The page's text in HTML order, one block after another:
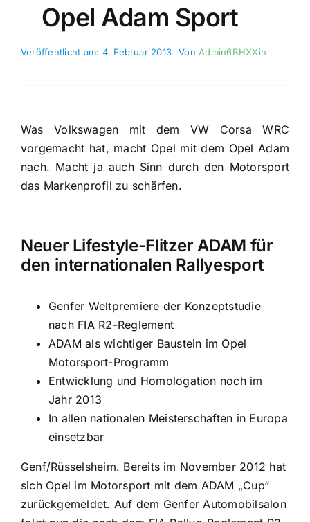
Opel Adam Sport
Veröffentlicht am: 4. Februar 2013 VonAdmin6BHXXih
Was Volkswagen mit dem VW Corsa WRC
vorgemacht hat, macht Opel mit dem Opel Adam
nach. Macht ja auch Sinn durch den Motorsport
das Markenprofil zu schärfen.
Neuer Lifestyle-Flitzer ADAM für
den internationalen Rallyesport
Genfer Weltpremiere der Konzeptstudie
nach FIA R2-Reglement
ADAM als wichtiger Baustein im Opel
Motorsport-Programm
Entwicklung und Homologation noch im
Jahr 2013
In allen nationalen Meisterschaften in Europa
einsetzbar
Genf/Rüsselsheim. Bereits im November 2012 hat
sich Opel im Motorsport mit dem ADAM „Cup“
zurückgemeldet. Auf dem Genfer Automobilsalon